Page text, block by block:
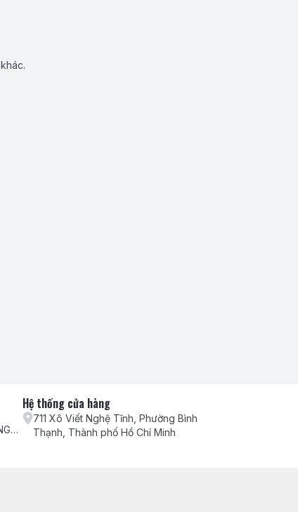
Hệ thống cửa hàng
711 Xô Viết Nghệ Tĩnh, Phường Bình
Thạnh, Thành phố Hồ Chí Minh